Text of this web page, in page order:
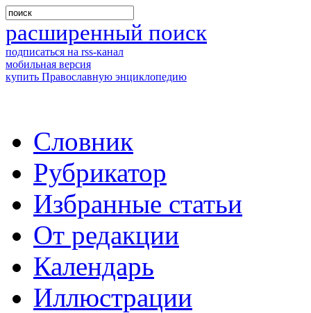
расширенный поиск
подписаться на rss-канал
мобильная версия
купить Православную энциклопедию
Словник
Рубрикатор
Избранные статьи
От редакции
Календарь
Иллюстрации